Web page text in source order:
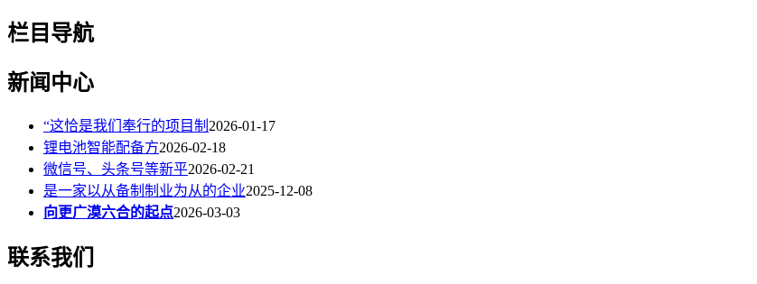
栏目导航
新闻中心
“这恰是我们奉行的项目制 2026-01-17
锂电池智能配备方2026-02-18
微信号、头条号等新平2026-02-21
是一家以从备制制业为从的企业2025-12-08
向更广漠六合的起点2026-03-03
联系我们